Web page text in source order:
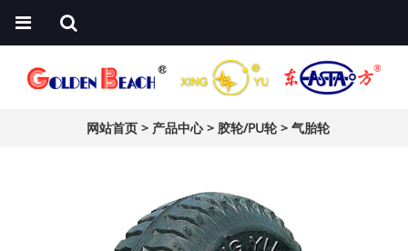
网站首页 > 产品中心> 胶轮/PU轮>气胎轮